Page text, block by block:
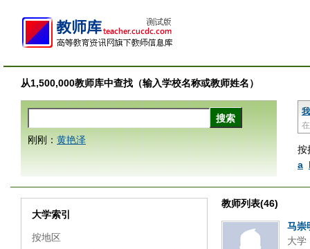
从1,500,000教师库中查找（输入学校名称或教师姓名）
按
a
刚刚： 黄艳泽
教师列表(46)
马崇
大学
大学索引
按地区